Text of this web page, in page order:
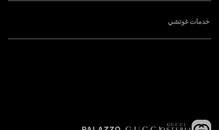
خدمات غوتشي